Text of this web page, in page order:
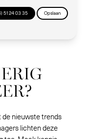
51 24 03 35 Opslaan
de nieuwste trends
lichten deze